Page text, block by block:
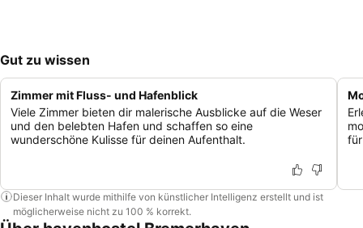
Gut zu wissen
Zimmer mit Fluss- und Hafenblick
Viele Zimmer bieten dir malerische Ausblicke auf die Weser
und den belebten Hafen und schaffen so eine
wunderschöne Kulisse für deinen Aufenthalt.
Dieser Inhalt wurde mithilfe von künstlicher Intelligenz erstellt und ist
möglicherweise nicht zu 100 % korrekt.